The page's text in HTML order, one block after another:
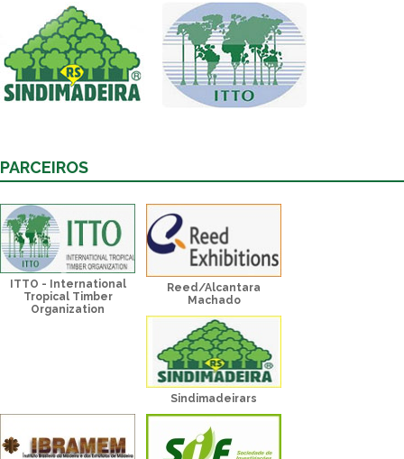
PARCEIROS
ITTO - International
Tropical Timber
Organization
Reed/Alcantara
Machado
Sindimadeirars